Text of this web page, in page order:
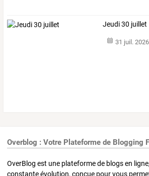
Jeudi 30 juillet
31 juil. 2026
Overblog : Votre Plateforme de Blogging
OverBlog est une plateforme de blogs en
constante évolution, conçue pour vous